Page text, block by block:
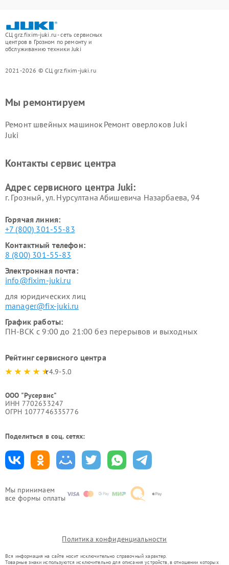
СЦ grz.fixim-juki.ru - сеть сервисных
центров в Грозном по ремонту и
обслуживанию техники Juki
2021-2026 © СЦ grz.fixim-juki.ru
Мы принимаем
все формы оплаты
Мы ремонтируем
Ремонт швейных машинок
Juki
Ремонт оверлоков Juki
Контакты сервис центра
Адрес сервисного центра Juki:
г. Грозный, ул. Нурсултана Абишевича Назарбаева, 94
Горячая линия:
+7 (800) 301-55-83
Контактный телефон:
8 (800) 301-55-83
Электронная почта:
info@fixim-juki.ru
для юридических лиц
manager@fix-juki.ru
График работы:
ПН-ВСК с 9:00 до 21:00 без перерывов и выходных
Рейтинг сервисного центра
4.9-5.0
ООО "Русервис"
ИНН 7702633247
ОГРН 1077746335776
Поделиться в соц. сетях:
Политика конфиденциальности
Вся информация на сайте носит исключительно справочный характер.
Товарные знаки используются исключительно для описания устройств, в отношении которых